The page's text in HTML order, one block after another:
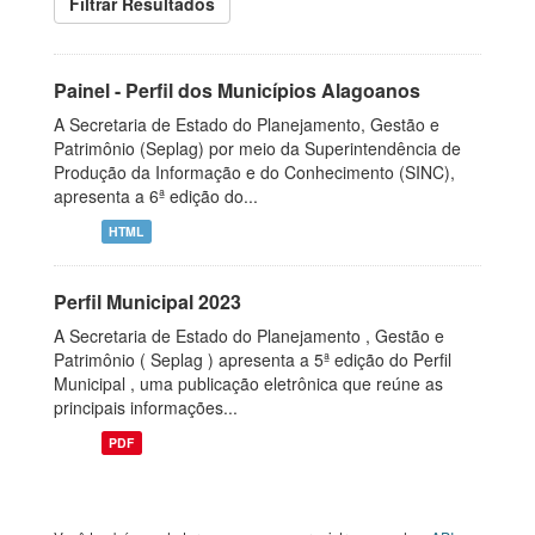
Painel - Perfil dos Municípios Alagoanos
A Secretaria de Estado do Planejamento, Gestão e
Patrimônio (Seplag) por meio da Superintendência de
Produção da Informação e do Conhecimento (SINC),
apresenta a 6ª edição do...
HTML
Perfil Municipal 2023
A Secretaria de Estado do Planejamento , Gestão e
Patrimônio ( Seplag ) apresenta a 5ª edição do Perfil
Municipal , uma publicação eletrônica que reúne as
principais informações...
PDF